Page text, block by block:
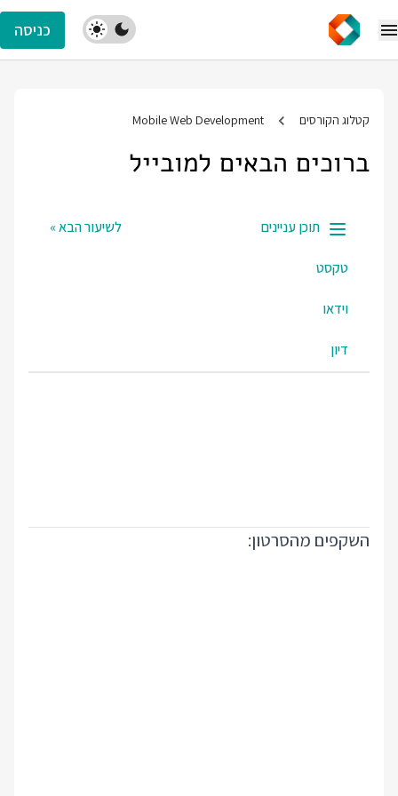
כניסה
הקורסים Mobile Web Development
הבאים למובייל
תוכן עניינים לשיעור הבא »
מהסרטון: